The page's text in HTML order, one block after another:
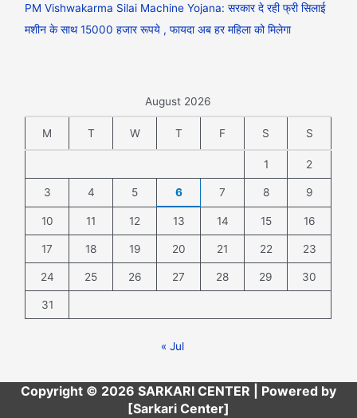
PM Vishwakarma Silai Machine Yojana: सरकार दे रही फ्री सिलाई
मशीन के साथ 15000 हजार रूपये , फायदा अब हर महिला को मिलेगा
August 2026
M T W T F S S
1 2
3 4 5 6 7 8 9
10 11 12 13 14 15 16
17 18 19 20 21 22 23
24 25 26 27 28 29 30
31
« Jul
Copyright © 2026 SARKARI CENTER | Powered by
[Sarkari Center]